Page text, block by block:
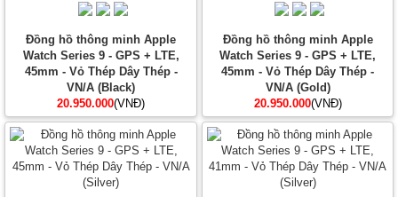
Đồng hồ thông minh Apple
Watch Series 9 - GPS + LTE,
45mm - Vỏ Thép Dây Thép -
VN/A (Black)
20.950.000(VNĐ)
Đồng hồ thông minh Apple
Watch Series 9 - GPS + LTE,
45mm - Vỏ Thép Dây Thép -
VN/A (Gold)
20.950.000(VNĐ)